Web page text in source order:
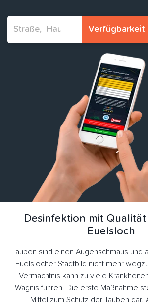
Verfügbarkeit
Desinfektion mit
Euelsloch
Tauben sind einen Augenschmaus und
Euelslocher Stadtbild nicht mehr
Vermächtnis kann zu viele
Wagnis führen. Die erste Maßnahme
Mittel zum Schutz der Tauben dar.